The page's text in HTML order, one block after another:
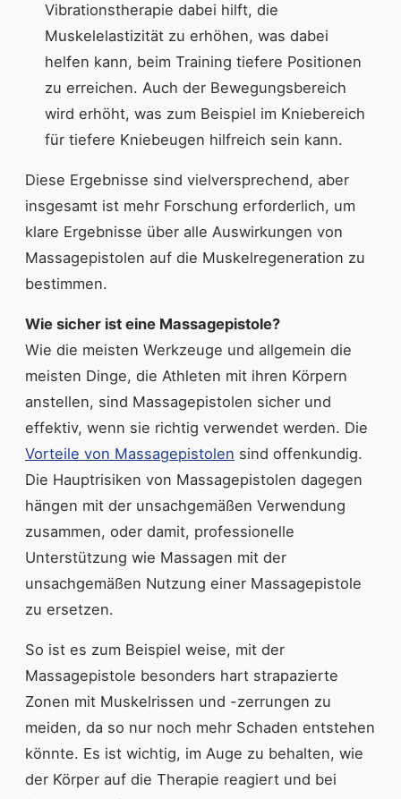
Vibrationstherapie dabei hilft, die
Muskelelastizität zu erhöhen, was dabei
helfen kann, beim Training tiefere Positionen
zu erreichen. Auch der Bewegungsbereich
wird erhöht, was zum Beispiel im Kniebereich
für tiefere Kniebeugen hilfreich sein kann.
Diese Ergebnisse sind vielversprechend, aber
insgesamt ist mehr Forschung erforderlich, um
klare Ergebnisse über alle Auswirkungen von
Massagepistolen auf die Muskelregeneration zu
bestimmen.
Wie sicher ist eine Massagepistole?
Wie die meisten Werkzeuge und allgemein die
meisten Dinge, die Athleten mit ihren Körpern
anstellen, sind Massagepistolen sicher und
effektiv, wenn sie richtig verwendet werden. Die
Vorteile von Massagepistolen sind offenkundig.
Die Hauptrisiken von Massagepistolen dagegen
hängen mit der unsachgemäßen Verwendung
zusammen, oder damit, professionelle
Unterstützung wie Massagen mit der
unsachgemäßen Nutzung einer Massagepistole
zu ersetzen.
So ist es zum Beispiel weise, mit der
Massagepistole besonders hart strapazierte
Zonen mit Muskelrissen und -zerrungen zu
meiden, da so nur noch mehr Schaden entstehen
könnte. Es ist wichtig, im Auge zu behalten, wie
der Körper auf die Therapie reagiert und bei